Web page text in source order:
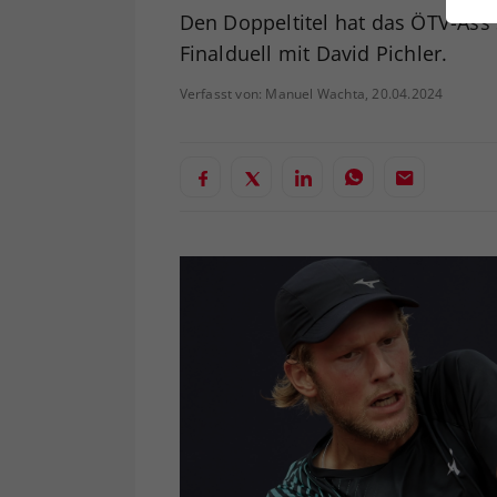
Den Doppeltitel hat das ÖTV-
Finalduell mit David Pichler.
Verfasst von: Manuel Wachta, 20.04.2024